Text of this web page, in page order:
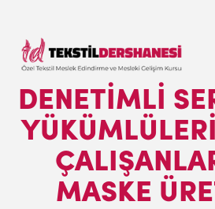
DENETIMLI
MASKE